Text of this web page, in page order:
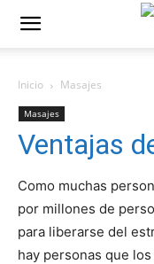
Inicio Masajes
Masajes
Ventajas
Como muchas
por millones de
para liberarse del
hay personas que